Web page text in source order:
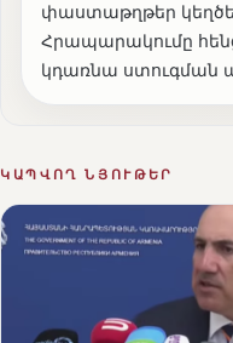
փաստաթղթեր
Հրապարակումը
կդառնա ստուգման
ԿԱՊՎՈՂ ՆՅՈՒԹԵՐ